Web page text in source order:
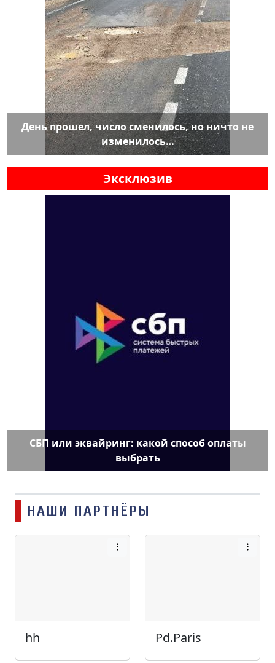
День прошел, число сменилось, но ничто не
изменилось…
Эксклюзив
СБП или эквайринг: какой способ оплаты
выбрать
НАШИ ПАРТНЁРЫ
hh Pd.Paris